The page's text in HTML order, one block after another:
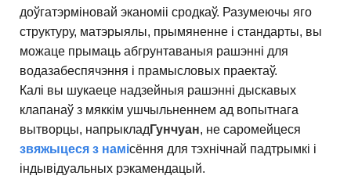
доўгатэрміновай эканоміі сродкаў. Разумеючы яго
структуру, матэрыялы, прымяненне і стандарты, вы
можаце прымаць абгрунтаваныя рашэнні для
водазабеспячэння і прамысловых праектаў.
Калі вы шукаеце надзейныя рашэнні дыскавых
клапанаў з мяккім ушчыльненнем ад вопытнага
вытворцы, напрыклад Гунчуан, не саромейцеся
звяжыцеся з намісёння для тэхнічнай падтрымкі і
індывідуальных рэкамендацый.